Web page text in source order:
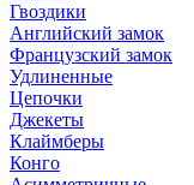
Гвоздики
Английский замок
Французский замок
Удлиненные
Цепочки
Джекеты
Клаймберы
Конго